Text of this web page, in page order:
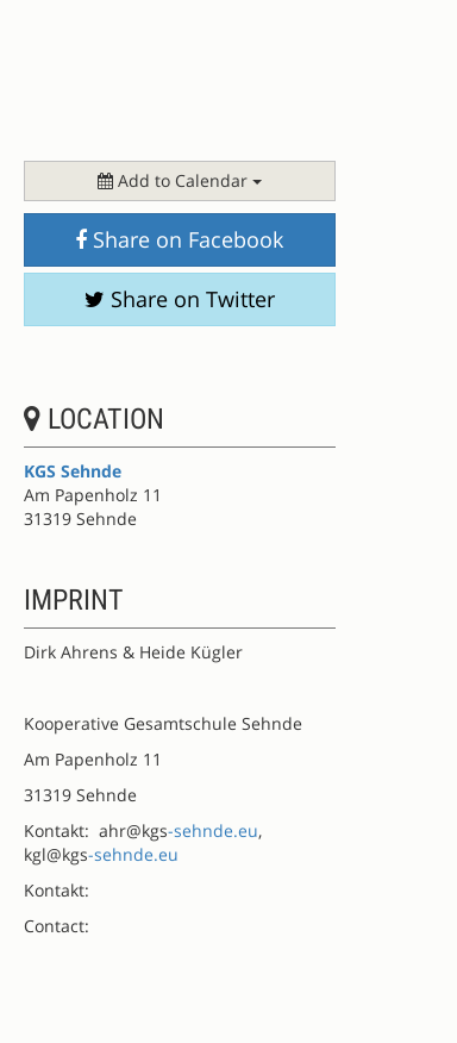
Add to Calendar
Share on Facebook
Share on Twitter
LOCATION
KGS Sehnde
Am Papenholz 11
31319 Sehnde
IMPRINT
Dirk Ahrens & Heide Kügler
Kooperative Gesamtschule Sehnde
Am Papenholz 11
31319 Sehnde
Kontakt: ahr@kgs-sehnde.eu,
kgl@kgs-sehnde.eu
Kontakt:
Contact: